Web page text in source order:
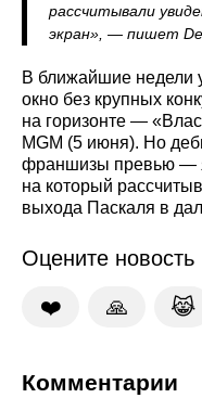
рассчитывали
экран», — пишет
В ближайшие недели
окно без крупных
на горизонте —
MGM (5 июня). Но
франшизы превью —
на который
выхода Паскаля в
Оцените новость
❤️ 🙏 😹
Комментарии